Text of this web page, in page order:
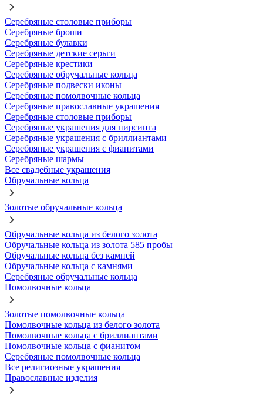
Серебряные столовые приборы
Серебряные броши
Серебряные булавки
Серебряные детские серьги
Серебряные крестики
Серебряные обручальные кольца
Серебряные подвески иконы
Серебряные помолвочные кольца
Серебряные православные украшения
Серебряные столовые приборы
Серебряные украшения для пирсинга
Серебряные украшения с бриллиантами
Серебряные украшения с фианитами
Серебряные шармы
Все свадебные украшения
Обручальные кольца
Золотые обручальные кольца
Обручальные кольца из белого золота
Обручальные кольца из золота 585 пробы
Обручальные кольца без камней
Обручальные кольца с камнями
Серебряные обручальные кольца
Помолвочные кольца
Золотые помолвочные кольца
Помолвочные кольца из белого золота
Помолвочные кольца с бриллиантами
Помолвочные кольца с фианитом
Серебряные помолвочные кольца
Все религиозные украшения
Православные изделия